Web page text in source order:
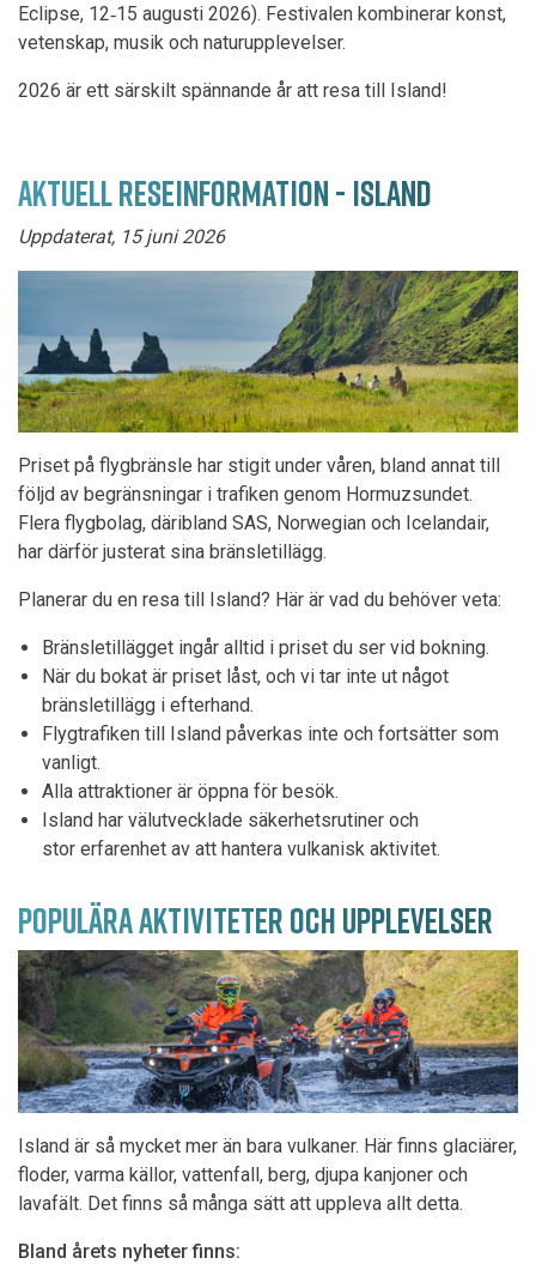
Eclipse, 12‑15 augusti 2026). Festivalen kombinerar konst,
vetenskap, musik och naturupplevelser.
2026 är ett särskilt spännande år att resa till Island!
AKTUELL RESEINFORMATION - ISLAND
Uppdaterat, 15 juni 2026
Priset på flygbränsle har stigit under våren, bland annat till
följd av begränsningar i trafiken genom Hormuzsundet.
Flera flygbolag, däribland SAS, Norwegian och Icelandair,
har därför justerat sina bränsletillägg.
Planerar du en resa till Island? Här är vad du behöver veta:
Bränsletillägget ingår alltid i priset du ser vid bokning.
När du bokat är priset låst, och vi tar inte ut något
bränsletillägg i efterhand.
Flygtrafiken till Island påverkas inte och fortsätter som
vanligt.
Alla attraktioner är öppna för besök.
Island har välutvecklade säkerhetsrutiner och
stor erfarenhet av att hantera vulkanisk aktivitet.
POPULÄRA AKTIVITETER OCH UPPLEVELSER
Island är så mycket mer än bara vulkaner. Här finns glaciärer,
floder, varma källor, vattenfall, berg, djupa kanjoner och
lavafält. Det finns så många sätt att uppleva allt detta.
Bland årets nyheter finns: